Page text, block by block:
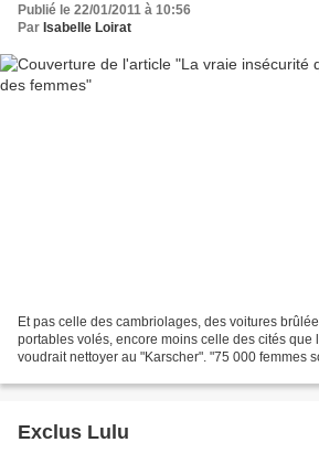
Publié le 22/01/2011 à 10:56
Par Isabelle Loirat
Et pas celle des cambriolages, des voitures
portables volés, encore moins celle des cités que
voudrait nettoyer au "Karscher". "75 000 femmes
Exclus Lulu